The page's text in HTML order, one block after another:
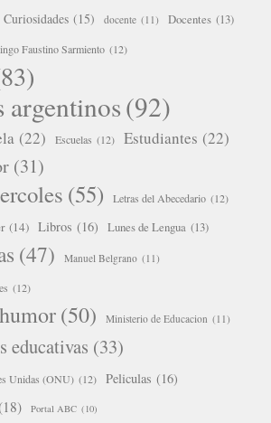
Curiosidades (15) docente (11) Docentes (13)
Faustino Sarmiento (12)
argentinos(92)
(22) Escuelas (12) Estudiantes (22)
(31)
(55) Letras del Abecedario (12)
(14) Libros (16) Lunes de Lengua (13)
(47) Manuel Belgrano (11)
(12)
(50) Ministerio de Educacion (11)
educativas (33)
Unidas (ONU) (12) Peliculas (16)
Portal ABC (10)